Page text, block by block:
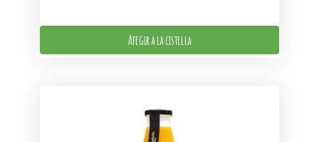
Afegir a la cistella